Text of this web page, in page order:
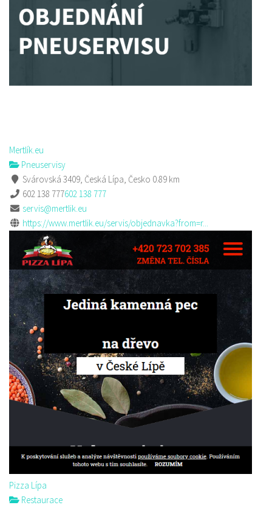
Mertlík.eu
Pneuservisy
Svárovská 3409, Česká Lípa, Česko 0.89 km
602 138 777602 138 777
servis@mertlik.eu
https://www.mertlik.eu/servis/objednavka?from=r...
Pizza Lípa
Restaurace